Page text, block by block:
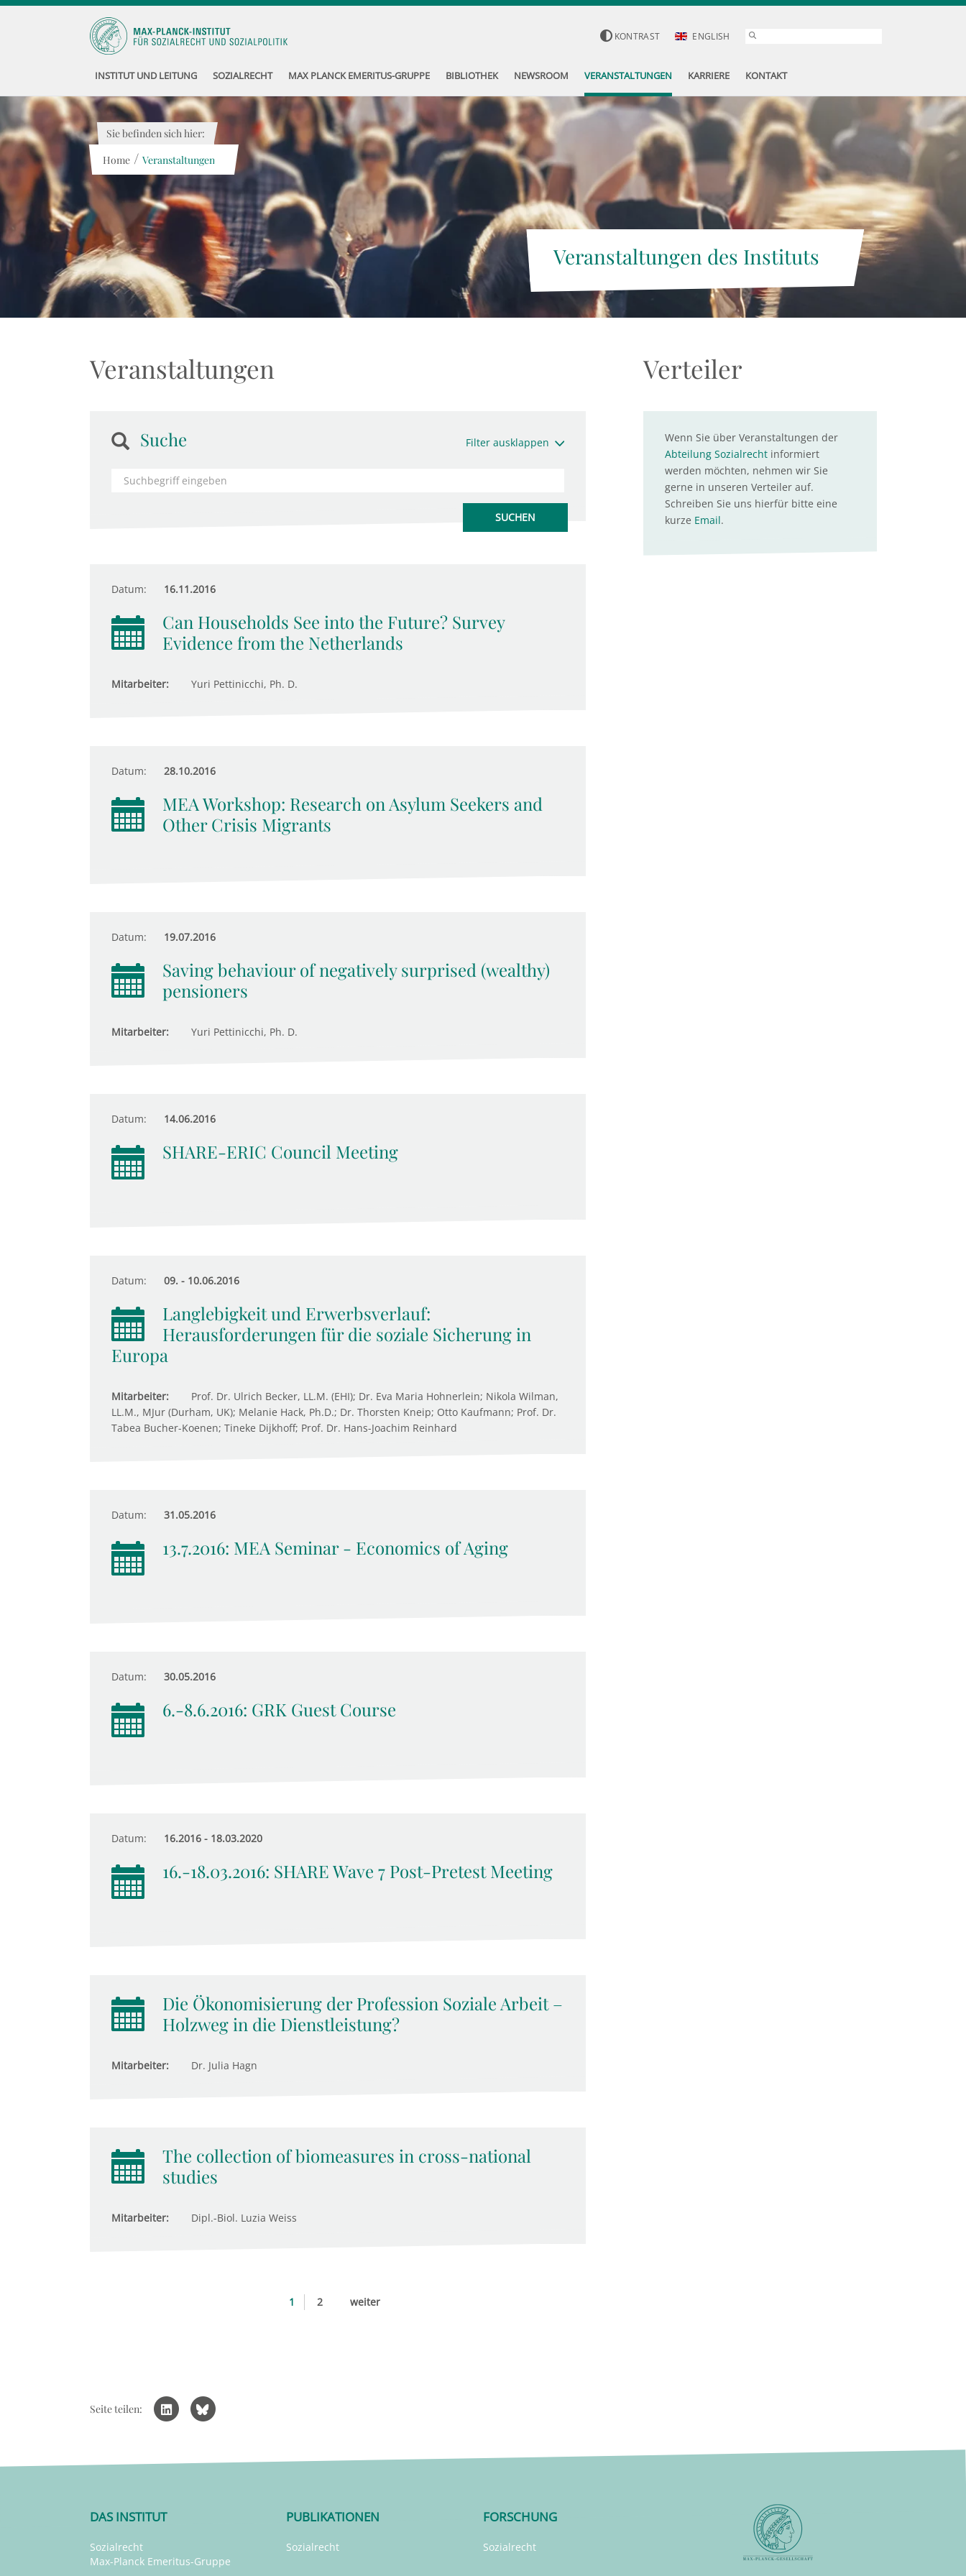
KONTRAST ENGLISH
INSTITUT UND LEITUNG SOZIALRECHT MAX PLANCK EMERITUS-GRUPPE BIBLIOTHEK NEWSROOM VERANSTALTUNGEN KARRIERE KONTAKT
Veranstaltungen des Instituts
Sie befinden sich hier:
Home / Veranstaltungen
Veranstaltungen
Suche Filter ausklappen
Datum: 16.11.2016
Can Households See into the Future? Survey
Evidence from the Netherlands
Mitarbeiter: Yuri Pettinicchi, Ph. D.
Datum: 28.10.2016
MEA Workshop: Research on Asylum Seekers and
Other Crisis Migrants
Datum: 19.07.2016
Saving behaviour of negatively surprised (wealthy)
pensioners
Mitarbeiter: Yuri Pettinicchi, Ph. D.
Datum: 14.06.2016
SHARE-ERIC Council Meeting
Datum: 09. - 10.06.2016
Langlebigkeit und Erwerbsverlauf:
Herausforderungen für die soziale Sicherung in
Europa
Mitarbeiter:
Prof. Dr. Ulrich Becker, LL.M. (EHI); Dr. Eva Maria Hohnerlein; Nikola Wilman,
LL.M., MJur (Durham, UK); Melanie Hack, Ph.D.; Dr. Thorsten Kneip; Otto Kaufmann; Prof. Dr.
Tabea Bucher-Koenen; Tineke Dijkhoff; Prof. Dr. Hans-Joachim Reinhard
Datum: 31.05.2016
13.7.2016: MEA Seminar - Economics of Aging
Datum: 30.05.2016
6.-8.6.2016: GRK Guest Course
Datum: 16.2016 - 18.03.2020
16.-18.03.2016: SHARE Wave 7 Post-Pretest Meeting
Die Ökonomisierung der Profession Soziale Arbeit –
Holzweg in die Dienstleistung?
Mitarbeiter: Dr. Julia Hagn
The collection of biomeasures in cross-national
studies
Mitarbeiter: Dipl.-Biol. Luzia Weiss
1 2 weiter
Verteiler
Wenn Sie über Veranstaltungen der
Abteilung Sozialrechtinformiert
werden möchten, nehmen wir Sie
gerne in unseren Verteiler auf.
Schreiben Sie uns hierfür bitte eine
kurze Email.
Seite teilen:
DAS INSTITUT
Sozialrecht
Max-Planck Emeritus-Gruppe
PUBLIKATIONEN
Sozialrecht
FORSCHUNG
Sozialrecht